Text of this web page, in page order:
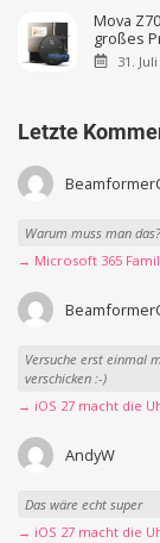
Mova
großes
31.
Letzte
Warum muss man das?
→ Microsoft 365
Versuche erst einmal
verschicken :-)
→ iOS 27 macht die
AndyW
Das wäre echt super
→ iOS 27 macht die